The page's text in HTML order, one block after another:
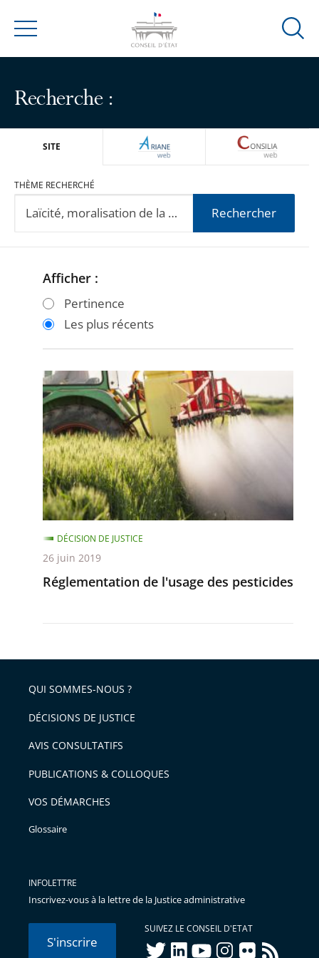
Menu
Ouvrir
Recherche :
SITE ARIANEWEB
THÈME RECHERCHÉ
Rechercher
Passer
filtres
après
Passer
filtres
avant
Afficher :
Pertinence
Les plus récents
Réglementation
de
l'usage
des
pesticides
Réglementation de l'usage des pesticides
DÉCISION DE JUSTICE
26 juin 2019
QUI SOMMES-NOUS ?
DÉCISIONS DE JUSTICE
AVIS CONSULTATIFS
PUBLICATIONS & COLLOQUES
VOS DÉMARCHES
Glossaire
INFOLETTRE
Inscrivez-vous à la lettre de la Justice administrative
S'inscrire
SUIVEZ LE CONSEIL D'ETAT
twitterlinkedInyoutubeinstagram
flickr rss